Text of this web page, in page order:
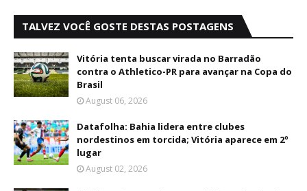
TALVEZ VOCÊ GOSTE DESTAS POSTAGENS
Vitória tenta buscar virada no Barradão
contra o Athletico-PR para avançar na Copa do
Brasil
August 06, 2026
Datafolha: Bahia lidera entre clubes
nordestinos em torcida; Vitória aparece em 2º
lugar
August 02, 2026